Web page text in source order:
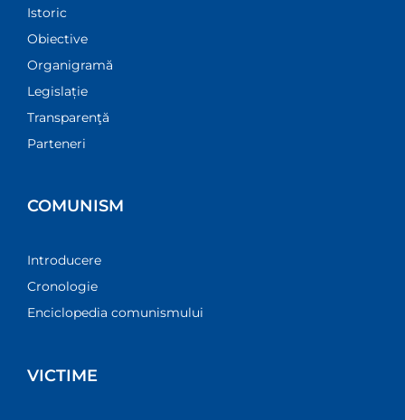
Istoric
Obiective
Organigramă
Legislație
Transparenţă
Parteneri
COMUNISM
Introducere
Cronologie
Enciclopedia comunismului
VICTIME